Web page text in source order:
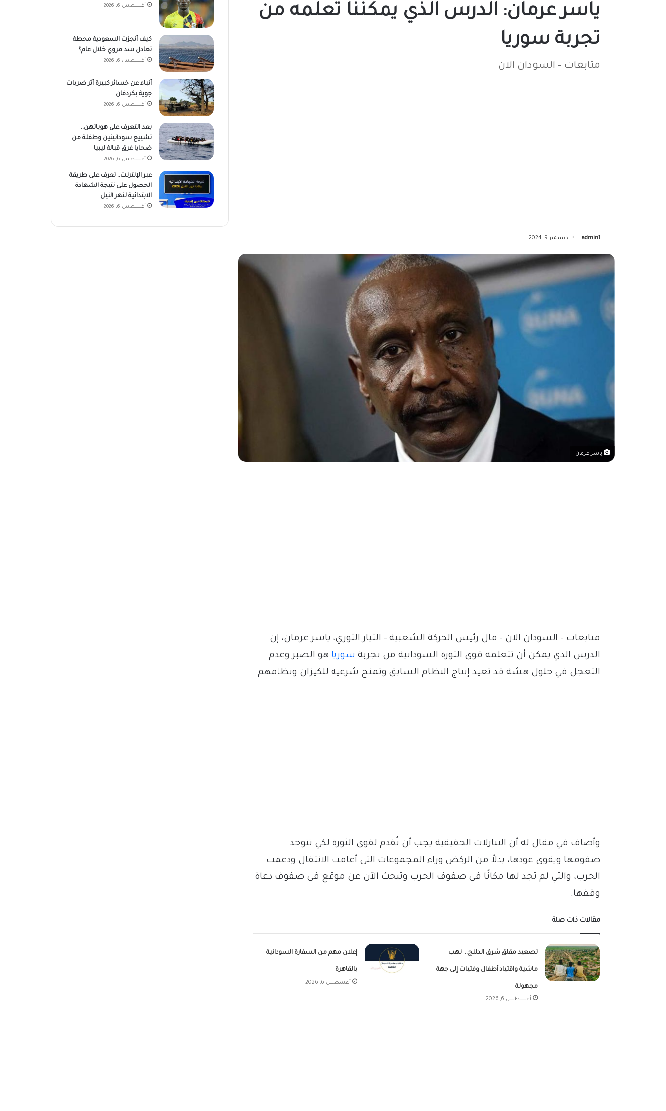
ياسر عرمان: الدرس الذي يمكننا تعلمه من
تجربة سوريا
متابعات – السودان الان
admin1 ديسمبر 9, 2024
ياسر عرمان
متابعات – السودان الان – قال رئيس الحركة الشعبية – التيار الثوري، ياسر عرمان، إن
الدرس الذي يمكن أن تتعلمه قوى الثورة السودانية من تجربة سوريا هو الصبر وعدم
التعجل في حلول هشة قد تعيد إنتاج النظام السابق وتمنح شرعية للكيزان ونظامهم.
وأضاف في مقال له أن التنازلات الحقيقية يجب أن تُقدم لقوى الثورة لكي تتوحد
صفوفها ويقوى عودها، بدلاً من الركض وراء المجموعات التي أعاقت الانتقال ودعمت
الحرب، والتي لم تجد لها مكانًا في صفوف الحرب وتبحث الآن عن موقع في صفوف دعاة
وقفها.
مقالات ذات صلة
تصعيد مقلق شرق الدلنج.. نهب
ماشية واقتياد أطفال وفتيات إلى جهة
مجهولة
أغسطس 6, 2026
إعلان مهم من السفارة السودانية
بالقاهرة
أغسطس 6, 2026
أغسطس 6, 2026
كيف أنجزت السعودية محطة
تعادل سد مروي خلال عام؟
أغسطس 6, 2026
أنباء عن خسائر كبيرة أثر ضربات
جوية بكردفان
أغسطس 6, 2026
بعد التعرف على هوياتهن..
تشييع سودانيتين وطفلة من
ضحايا غرق قبالة ليبيا
أغسطس 6, 2026
عبر الإنترنت.. تعرف على طريقة
الحصول على نتيجة الشهادة
الابتدائية لنهر النيل
أغسطس 6, 2026